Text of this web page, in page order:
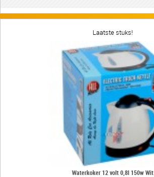
Laatste stuks!
Waterkoker 12 volt 0,8l 150w Wit